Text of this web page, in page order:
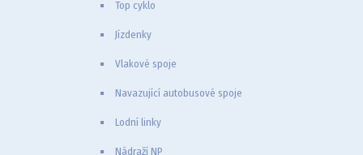
Top cyklo
Jízdenky
Vlakové spoje
Navazující autobusové spoje
Lodní linky
Nádraží NP